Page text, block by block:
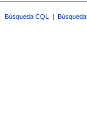
Búsqueda CQL |